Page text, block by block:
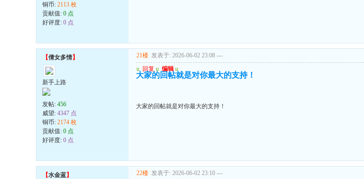
铜币: 2113 枚
贡献值: 0 点
好评度: 0 点
【倩女多情】
新手上路
发帖: 456
威望: 4347 点
铜币: 2174 枚
贡献值: 0 点
好评度: 0 点
21楼 发表于: 2026-06-02 23:08 ---
u 回复 u 编辑 u
大家的回帖就是对你最大的支持！
大家的回帖就是对你最大的支持！
【水金蓝】 22楼 发表于: 2026-06-02 23:10 ---